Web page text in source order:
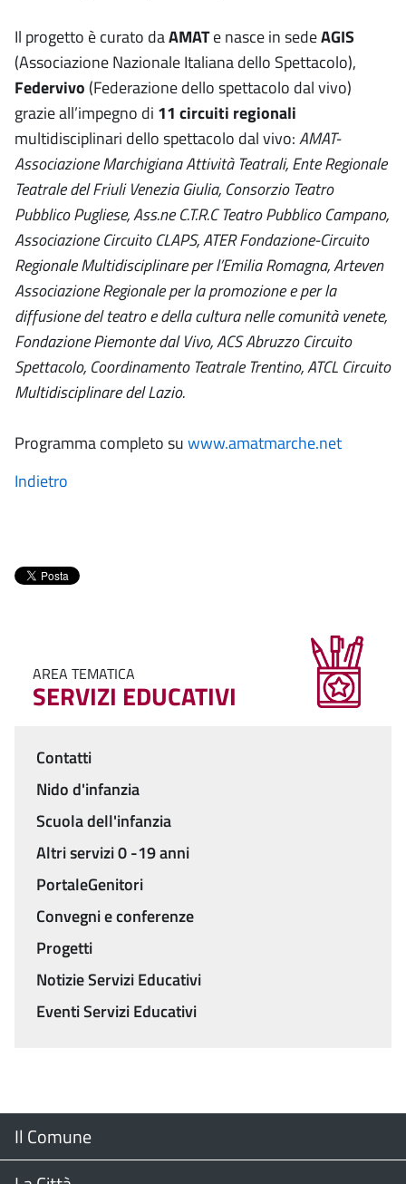
Il progetto è curato daAMATe nasce in sedeAGIS
(Associazione Nazionale Italiana dello Spettacolo),
Federvivo (Federazione dello spettacolo dal vivo)
grazie all’impegno di 11 circuiti regionali
multidisciplinari dello spettacolo dal vivo:AMAT-
Associazione Marchigiana Attività Teatrali, Ente Regionale
Teatrale del Friuli Venezia Giulia, Consorzio Teatro
Pubblico Pugliese, Ass.ne C.T.R.C Teatro Pubblico Campano,
Associazione Circuito CLAPS, ATER Fondazione-Circuito
Regionale Multidisciplinare per l’Emilia Romagna, Arteven
Associazione Regionale per la promozione e per la
diffusione del teatro e della cultura nelle comunità venete,
Fondazione Piemonte dal Vivo, ACS Abruzzo Circuito
Spettacolo, Coordinamento Teatrale Trentino, ATCL Circuito
Multidisciplinare del Lazio.
Programma completo suwww.amatmarche.net
Indietro
AREA TEMATICA
SERVIZI EDUCATIVI
Menu
Contatti
Nido d'infanzia
Scuola dell'infanzia
Altri servizi 0 -19 anni
PortaleGenitori
Convegni e conferenze
Progetti
Notizie Servizi Educativi
Eventi Servizi Educativi
Menu
Il Comune